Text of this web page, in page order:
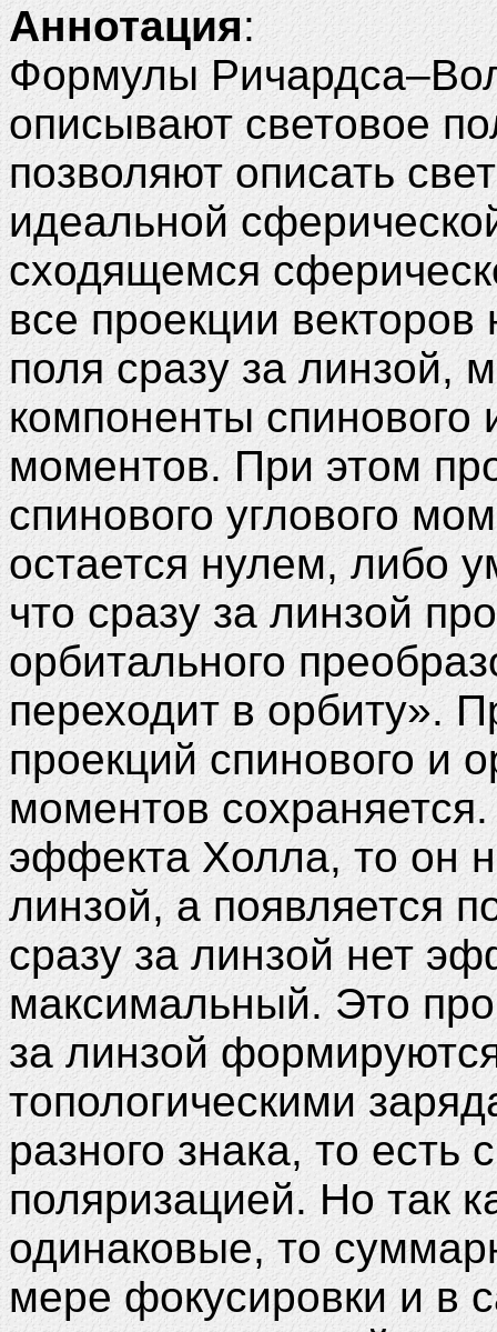
Аннотация:
Формулы
описывают световое
позволяют описать
идеальной
сходящемся
все проекции векторов
поля сразу за линзой,
компоненты спинового
моментов. При этом
спинового углового
остается нулем, либо
что сразу за линзой
орбитального
переходит в орбиту».
проекций спинового и
моментов
эффекта Холла, то он
линзой, а появляется
сразу за линзой нет
максимальный. Это
за линзой
топологическими
разного знака, то есть
поляризацией. Но так
одинаковые, то
мере фокусировки и в